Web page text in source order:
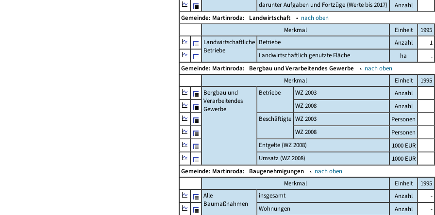
darunter Aufgaben und Fortzüge (Werte bis 2017)
Anzahl
Gemeinde: Martinroda: Landwirtschaft ▴ nach oben
Merkmal
Einheit 1995
Landwirtschaftliche
Betriebe
Betriebe Anzahl 1
Landwirtschaftlich genutzte Fläche
ha .
Gemeinde: Martinroda: Bergbau und Verarbeitendes Gewerbe ▴ nach oben
Merkmal
Einheit 1995
Bergbau und
Verarbeitendes
Gewerbe
Betriebe WZ 2003 Anzahl
WZ 2008
Anzahl
Beschäftigte WZ 2003 Personen
WZ 2008
Personen
Entgelte (WZ 2008)
1000 EUR
Umsatz (WZ 2008)
1000 EUR
Gemeinde: Martinroda: Baugenehmigungen ▴ nach oben
Merkmal
Einheit 1995
Alle
Baumaßnahmen
insgesamt Anzahl -
Wohnungen
Anzahl -